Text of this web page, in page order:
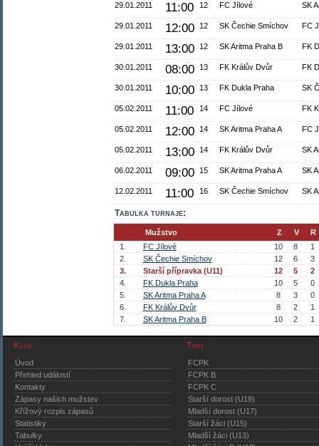
29.01.2011 11:00 12 FC Jílové SK
29.01.2011 12:00 12 SK Čechie Smíchov FC
29.01.2011 13:00 12 SK Aritma Praha B FK
30.01.2011 08:00 13 FK Králův Dvůr FK
30.01.2011 10:00 13 FK Dukla Praha SK
05.02.2011 11:00 14 FC Jílové FK
05.02.2011 12:00 14 SK Aritma Praha A FC
05.02.2011 13:00 14 FK Králův Dvůr SK
06.02.2011 09:00 15 SK Aritma Praha A SK
12.02.2011 11:00 16 SK Čechie Smíchov SK
Tabulka turnaje:
Mužstvo Z V
R
1.
FC Jílové 10 8
1
2.
SK Čechie Smíchov 12 6
3
3.
Starší přípravka (U11) 12 5
2
4.
FK Dukla Praha 10 5
0
5.
SK Aritma Praha A 8 3
0
6.
FK Králův Dvůr 8 2
1
7.
SK Aritma Praha B 10 2 1
Klub
Úvod
Přehled událostí
Kontakty
Zápasy našich mužstev
Křížový rozpis zápasů
Statistiky
Tabulky
Týmy
FCPK
FCPK B
FCPK C
Starší dorost (U19)
Mladší dorost (U17)
Starší žáci (U15)
Mladší žáci (U13)